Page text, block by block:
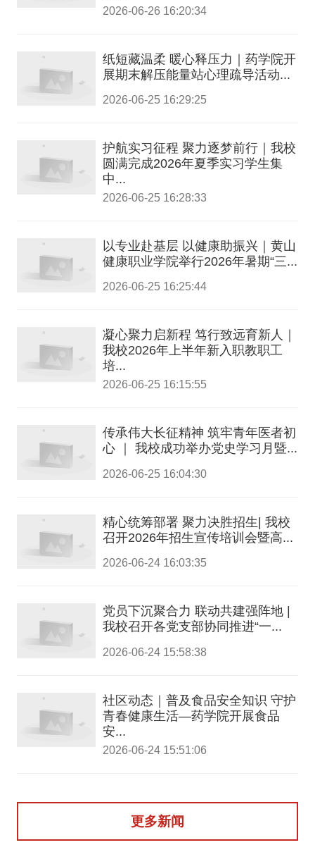
2026-06-26 16:20:34
纸短藏温柔 暖心释压力｜药学院开
展期末解压能量站心理疏导活动...
2026-06-25 16:29:25
护航实习征程 聚力逐梦前行｜我校
圆满完成2026年夏季实习学生集
中...
2026-06-25 16:28:33
以专业赴基层 以健康助振兴｜黄山
健康职业学院举行2026年暑期“三...
2026-06-25 16:25:44
凝心聚力启新程 笃行致远育新人｜
我校2026年上半年新入职教职工
培...
2026-06-25 16:15:55
传承伟大长征精神 筑牢青年医者初
心 ｜ 我校成功举办党史学习月暨...
2026-06-25 16:04:30
精心统筹部署 聚力决胜招生| 我校
召开2026年招生宣传培训会暨高...
2026-06-24 16:03:35
党员下沉聚合力 联动共建强阵地 |
我校召开各党支部协同推进“一...
2026-06-24 15:58:38
社区动态｜普及食品安全知识 守护
青春健康生活—药学院开展食品
安...
2026-06-24 15:51:06
更多新闻